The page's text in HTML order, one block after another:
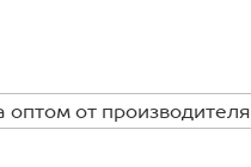
от производителя